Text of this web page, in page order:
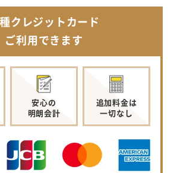
クレジットカード
ご利用できます
安心の
明朗会計
追加料金は
一切なし